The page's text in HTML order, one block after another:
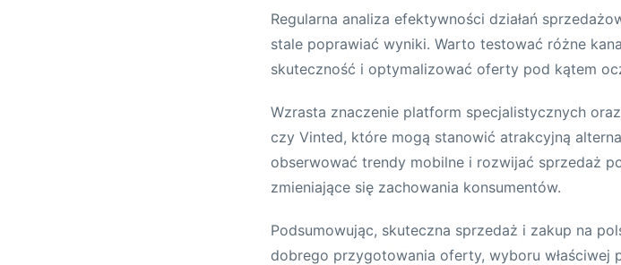
Regularna analiza efektywności działań
stale poprawiać wyniki. Warto testować różne
skuteczność i optymalizować oferty pod kątem
Wzrasta znaczenie platform specjalistycznych
czy Vinted, które mogą stanowić atrakcyjną
obserwować trendy mobilne i rozwijać sprzedaż
zmieniające się zachowania konsumentów.
Podsumowując, skuteczna sprzedaż i zakup na
dobrego przygotowania oferty, wyboru właściwej